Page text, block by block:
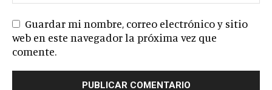
Guardar mi nombre, correo electrónico y sitio
web en este navegador la próxima vez que
comente.